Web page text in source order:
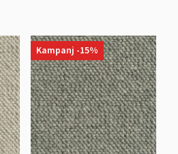
Kampanj -15%